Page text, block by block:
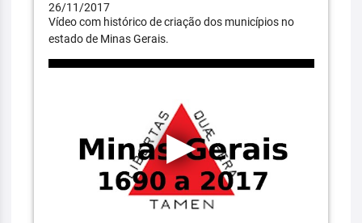
26/11/2017
Vídeo com histórico de criação dos municípios no
estado de Minas Gerais.